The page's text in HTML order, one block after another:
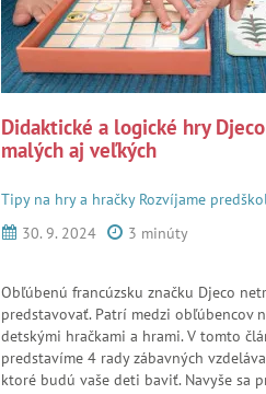
Didaktické a logické hry
malých aj veľkých
Tipy na hry a hračky Rozvíjame
30. 9. 2024
3 minúty
Obľúbenú francúzsku značku Djeco
predstavovať. Patrí medzi obľúbencov
detskými hračkami a hrami. V tomto
predstavíme 4 rady zábavných
ktoré budú vaše deti baviť. Navyše sa